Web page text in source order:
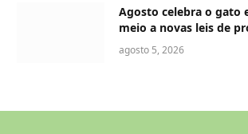
Agosto celebra o gato
meio a novas leis de
agosto 5, 2026